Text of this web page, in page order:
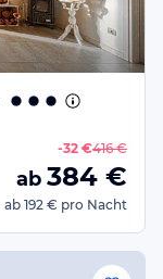
-32 €416 €
ab 384 €
ab 192 € pro Nacht